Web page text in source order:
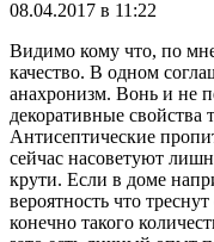
08.04.2017 в 11:22
Видимо кому что, по
качество. В одном
анахронизм. Вонь и не
декоративные свойства
Антисептические
сейчас насоветуют
крути. Если в доме
вероятность что
конечно такого